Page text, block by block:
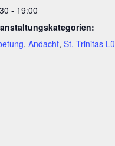
- 19:00
, Andacht, St. Trinitas